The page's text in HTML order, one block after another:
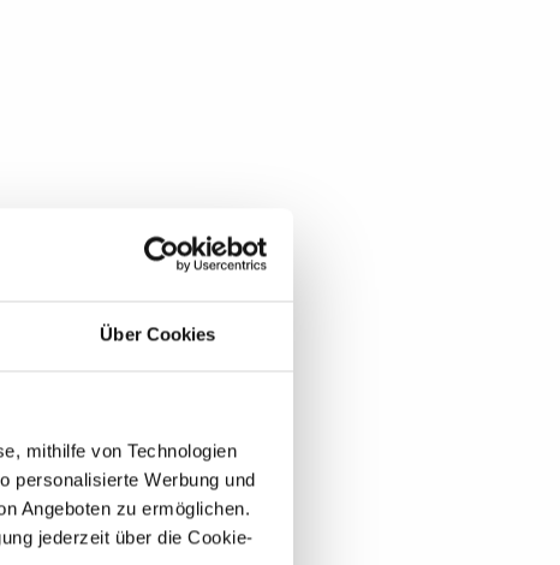
Über Cookies
mithilfe von Technologien
personalisierte Werbung und
Angeboten zu ermöglichen.
jederzeit über die Cookie-